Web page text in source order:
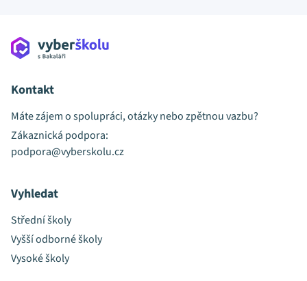
Kontakt
Máte zájem o spolupráci, otázky nebo zpětnou vazbu?
Zákaznická podpora:
podpora@vyberskolu.cz
Vyhledat
Střední školy
Vyšší odborné školy
Vysoké školy